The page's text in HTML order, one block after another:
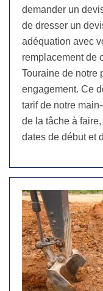
demander un
de dresser un
adéquation avec
remplacement de
Touraine de notre
engagement. Ce
tarif de notre
de la tâche à
dates de début et